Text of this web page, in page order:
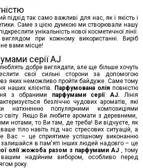
підхід так само важливі для нас, як і якість і
Саме з цією думкою ми створювали нашу
унікальність нової косметичної лінії.
при кожному використанні. Виріб
вами місце!
серії AJ
добре виглядати, але ще більше хочуть
свої сильні сторони за допомогою
яких неможливо пройти байдуже. Саме тому
наших клієнтів. Парфумована олія повністю
з обраними
парфумамисерії AJ. Лінія
безліччю чудових ароматів, які
натхненнюпопулярними композиціями
світу. Якщо Ви любите аромати з деревними,
нотами, то Витам, де треба! Ви відчуєте, як
тіло навіть під час стресових ситуацій, а
Вас – цесприятиме успішному виконанню
йся впам'яті інших людей надовго– це
олії жожоба разом з парфумами AJ ,тому
надійним вибором, особливо перед
року.